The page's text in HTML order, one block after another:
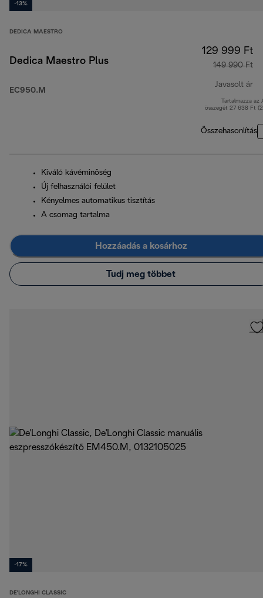
-13%
DEDICA MAESTRO
Dedica Maestro Plus
EC950.M
129 999 Ft
149 990 Ft
Javasolt ár
Tartalmazza az
összegét 27 638 Ft
Összehasonlítás
Kiváló kávéminőség
Új felhasználói felület
Kényelmes automatikus tisztítás
A csomag tartalma
Hozzáadás a kosárhoz
Tudj meg többet
-17%
DE'LONGHI CLASSIC